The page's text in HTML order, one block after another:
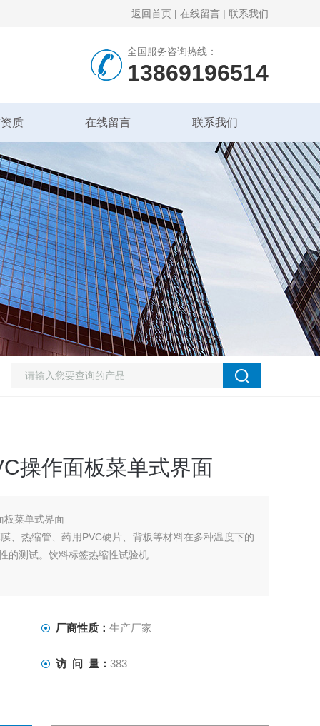
返回首页 | 在线留言 | 联系我们
全国服务咨询热线：
13869196514
质 在线留言 联系我们
操作面板菜单式界面
板菜单式界面
、热缩管、药用PVC硬片、背板等材料在多种温度下的
的测试。饮料标签热缩性试验机
厂商性质： 生产厂家
访 问 量： 383